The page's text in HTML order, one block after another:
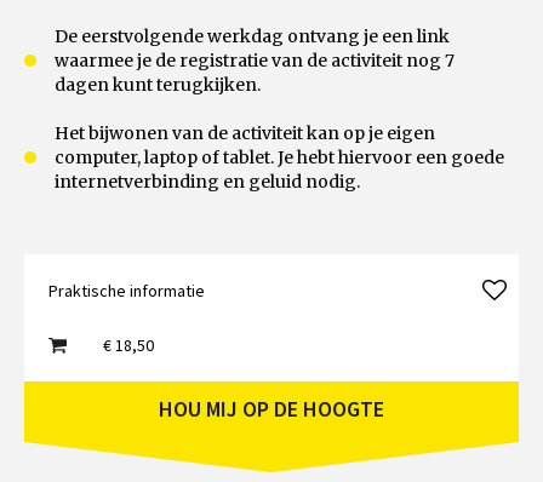
De eerstvolgende werkdag ontvang je een link
waarmee je de registratie van de activiteit nog 7
dagen kunt terugkijken.
Het bijwonen van de activiteit kan op je eigen
computer, laptop of tablet. Je hebt hiervoor een goede
internetverbinding en geluid nodig.
Praktische informatie
€ 18,50
HOU MIJ OP DE HOOGTE